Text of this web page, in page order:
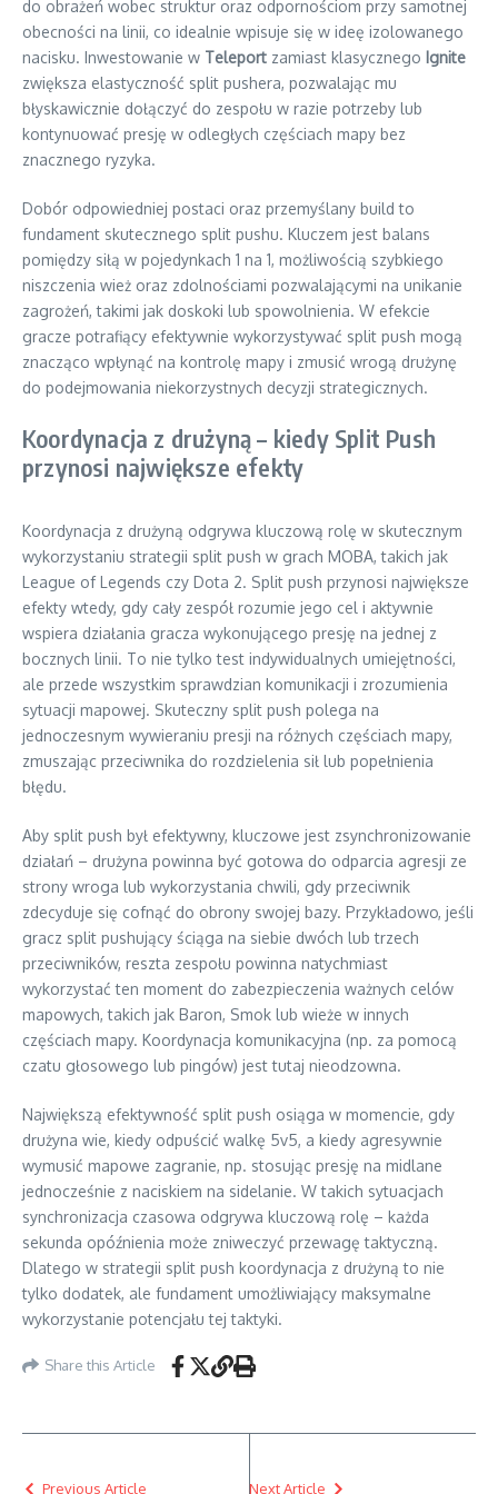
do obrażeń wobec struktur oraz odpornościom przy samotnej
obecności na linii, co idealnie wpisuje się w ideę izolowanego
nacisku. Inwestowanie w Teleport zamiast klasycznego Ignite
zwiększa elastyczność split pushera, pozwalając mu
błyskawicznie dołączyć do zespołu w razie potrzeby lub
kontynuować presję w odległych częściach mapy bez
znacznego ryzyka.
Dobór odpowiedniej postaci oraz przemyślany build to
fundament skutecznego split pushu. Kluczem jest balans
pomiędzy siłą w pojedynkach 1 na 1, możliwością szybkiego
niszczenia wież oraz zdolnościami pozwalającymi na unikanie
zagrożeń, takimi jak doskoki lub spowolnienia. W efekcie
gracze potrafiący efektywnie wykorzystywać split push mogą
znacząco wpłynąć na kontrolę mapy i zmusić wrogą drużynę
do podejmowania niekorzystnych decyzji strategicznych.
Koordynacja z drużyną – kiedy Split Push
przynosi największe efekty
Koordynacja z drużyną odgrywa kluczową rolę w skutecznym
wykorzystaniu strategii split push w grach MOBA, takich jak
League of Legends czy Dota 2. Split push przynosi największe
efekty wtedy, gdy cały zespół rozumie jego cel i aktywnie
wspiera działania gracza wykonującego presję na jednej z
bocznych linii. To nie tylko test indywidualnych umiejętności,
ale przede wszystkim sprawdzian komunikacji i zrozumienia
sytuacji mapowej. Skuteczny split push polega na
jednoczesnym wywieraniu presji na różnych częściach mapy,
zmuszając przeciwnika do rozdzielenia sił lub popełnienia
błędu.
Aby split push był efektywny, kluczowe jest zsynchronizowanie
działań – drużyna powinna być gotowa do odparcia agresji ze
strony wroga lub wykorzystania chwili, gdy przeciwnik
zdecyduje się cofnąć do obrony swojej bazy. Przykładowo, jeśli
gracz split pushujący ściąga na siebie dwóch lub trzech
przeciwników, reszta zespołu powinna natychmiast
wykorzystać ten moment do zabezpieczenia ważnych celów
mapowych, takich jak Baron, Smok lub wieże w innych
częściach mapy. Koordynacja komunikacyjna (np. za pomocą
czatu głosowego lub pingów) jest tutaj nieodzowna.
Największą efektywność split push osiąga w momencie, gdy
drużyna wie, kiedy odpuścić walkę 5v5, a kiedy agresywnie
wymusić mapowe zagranie, np. stosując presję na midlane
jednocześnie z naciskiem na sidelanie. W takich sytuacjach
synchronizacja czasowa odgrywa kluczową rolę – każda
sekunda opóźnienia może zniweczyć przewagę taktyczną.
Dlatego w strategii split push koordynacja z drużyną to nie
tylko dodatek, ale fundament umożliwiający maksymalne
wykorzystanie potencjału tej taktyki.
Share this Article
Previous Article Next Article